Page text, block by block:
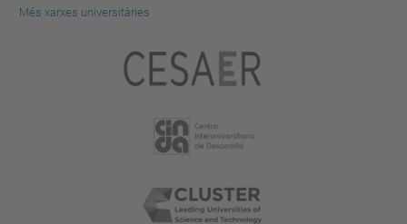
Més xarxes universitàries